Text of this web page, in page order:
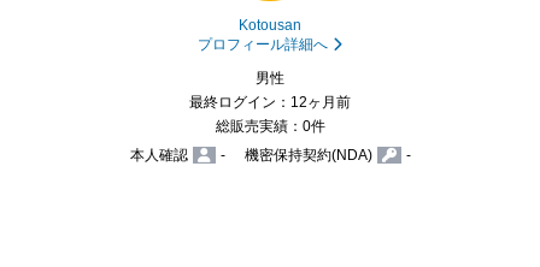
Kotousan
プロフィール詳細へ
男性
最終ログイン：12ヶ月前
総販売実績：0件
本人確認
- 機密保持契約(NDA) -